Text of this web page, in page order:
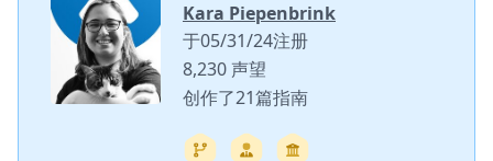
Kara Piepenbrink
于05/31/24注册
8,230 声望
创作了21篇指南